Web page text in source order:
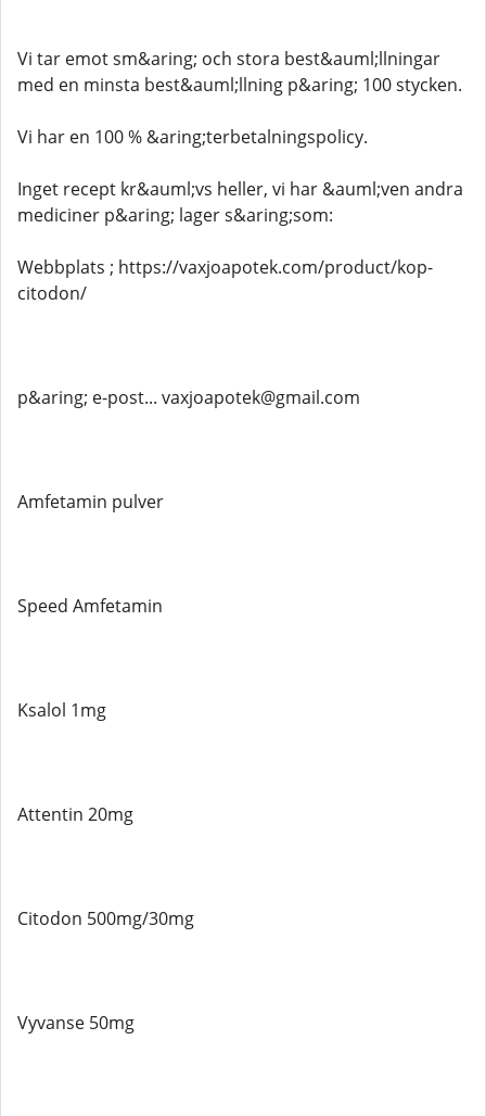
Vi tar emot sm&aring; och stora best&auml;llningar
med en minsta best&auml;llning p&aring; 100 stycken.
Vi har en 100 % &aring;terbetalningspolicy.
Inget recept kr&auml;vs heller, vi har &auml;ven andra
mediciner p&aring; lager s&aring;som:
Webbplats ; https://vaxjoapotek.com/product/kop-
citodon/
p&aring; e-post... vaxjoapotek@gmail.com
Amfetamin pulver
Speed ​​Amfetamin
Ksalol 1mg
Attentin 20mg
Citodon 500mg/30mg
Vyvanse 50mg